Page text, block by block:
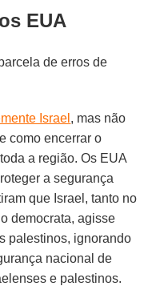
EUA
de erros de
Israel , mas não
como encerrar o
a região. Os EUA
a segurança
que Israel, tanto no
democrata, agisse
palestinos, ignorando
nacional de
e palestinos.